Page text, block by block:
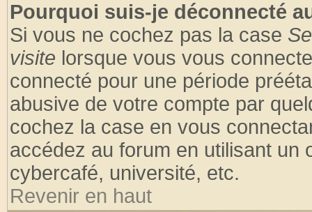
Pourquoi suis-je déconnecté
Si vous ne cochez pas la case
visite lorsque vous vous
connecté pour une période
abusive de votre compte par
cochez la case en vous
accédez au forum en utilisant un
cybercafé, université, etc.
Revenir en haut